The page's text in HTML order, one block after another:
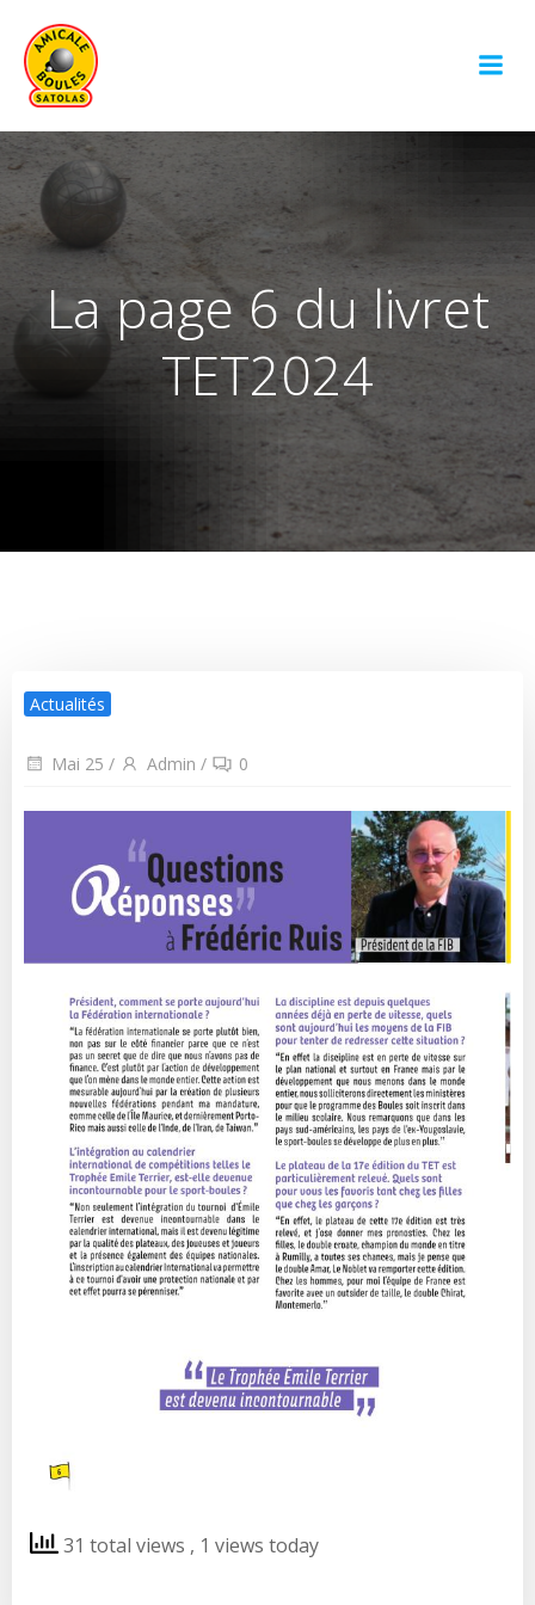
La page 6 du livret
TET2024
Actualités
Mai 25 / Admin / 0
31 total views , 1 views today